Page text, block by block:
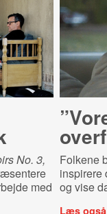
No. 3,
med
Folkene
inspirere
og vise
Læs